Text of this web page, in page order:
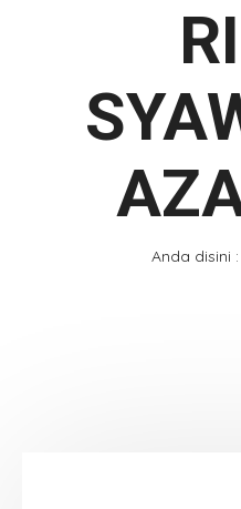
Anda disini :